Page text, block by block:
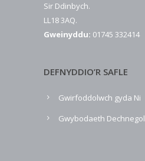
Sir Ddinbych.
LL18 3AQ.
Gweinyddu: 01745 332414
DEFNYDDIO’R SAFLE
Gwirfoddolwch gyda Ni
Gwybodaeth Dechnegol